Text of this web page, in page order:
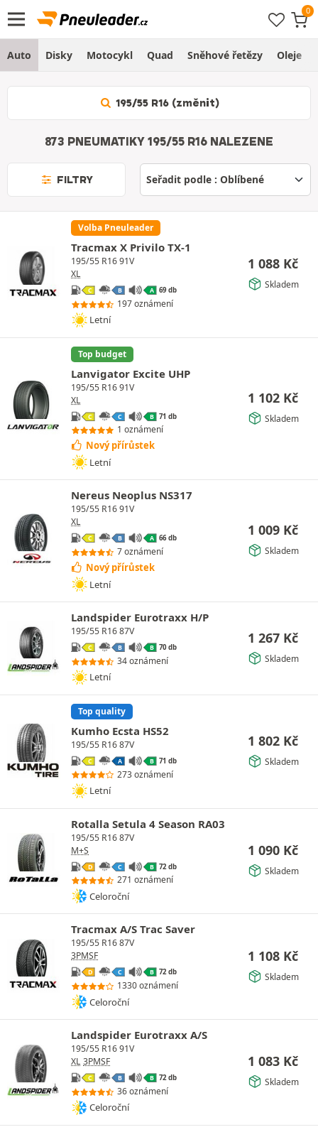
Auto Disky Motocykl Quad Sněhové řetězy Oleje
195/55 R16 (změnit)
873 PNEUMATIKY 195/55 R16 NALEZENE
FILTRY
Volba Pneuleader
Tracmax X Privilo TX-1
195/55 R16 91V
XL
C B A 69 db
197 oznámení
Letní
1 088 Kč
Skladem
Top budget
Lanvigator Excite UHP
195/55 R16 91V
XL
C C B 71 db
1 oznámení
Nový přírůstek
Letní
1 102 Kč
Skladem
Nereus Neoplus NS317
195/55 R16 91V
XL
C B A 66 db
7 oznámení
Nový přírůstek
Letní
1 009 Kč
Skladem
Landspider Eurotraxx H/P
195/55 R16 87V
C B B 70 db
34 oznámení
Letní
1 267 Kč
Skladem
Top quality
Kumho Ecsta HS52
195/55 R16 87V
C A B 71 db
273 oznámení
Letní
1 802 Kč
Skladem
Rotalla Setula 4 Season RA03
195/55 R16 87V
M+S
D C B 72 db
271 oznámení
Celoroční
1 090 Kč
Skladem
Tracmax A/S Trac Saver
195/55 R16 87V
3PMSF
D C B 72 db
1330 oznámení
Celoroční
1 108 Kč
Skladem
Landspider Eurotraxx A/S
195/55 R16 91V
XL 3PMSF
C B B 72 db
36 oznámení
Celoroční
1 083 Kč
Skladem